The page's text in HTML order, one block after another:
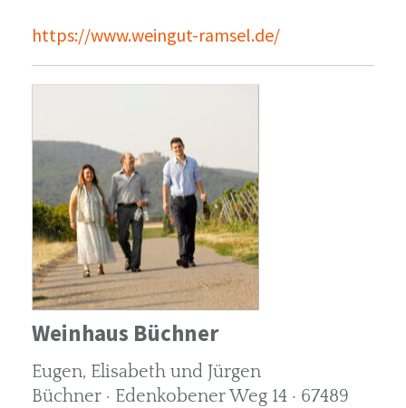
https://www.weingut-ramsel.de/
Weinhaus Büchner
Eugen, Elisabeth und Jürgen
Büchner · Edenkobener Weg 14 · 67489